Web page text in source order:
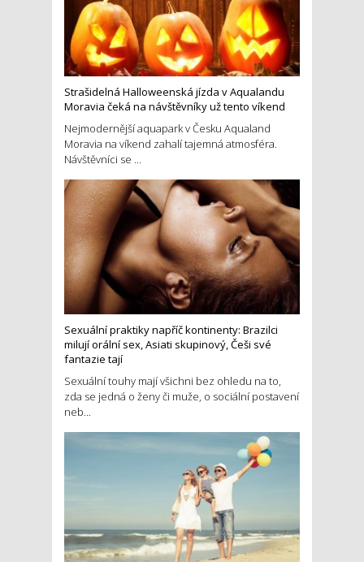
Strašidelná Halloweenská jízda v Aqualandu
Moravia čeká na návštěvníky už tento víkend
Nejmodernější aquapark v Česku Aqualand
Moravia na víkend zahalí tajemná atmosféra.
Návštěvníci se ...
Sexuální praktiky napříč kontinenty: Brazilci
milují orální sex, Asiati skupinový, Češi své
fantazie tají
Sexuální touhy mají všichni bez ohledu na to,
zda se jedná o ženy či muže, o sociální postavení
neb...